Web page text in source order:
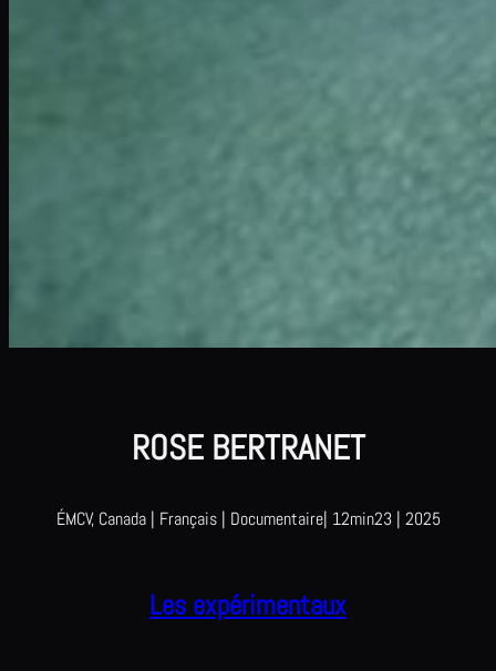
ROSE BERTRANET
ÉMCV, Canada | Français | Documentaire| 12min23 | 2025
Les expérimentaux